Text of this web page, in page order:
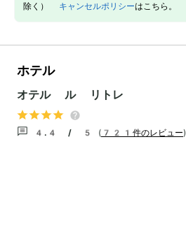
除く） キャンセルポリシーはこちら。
ホテル
オテル ル リトレ
4.4 / 5 ( 721件のレビュー)